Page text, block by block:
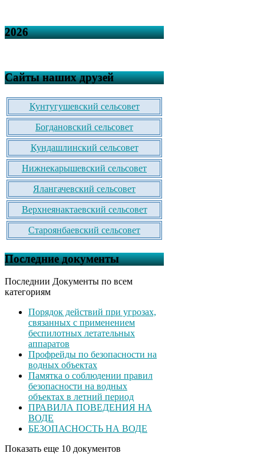
2026
Сайты наших друзей
Кунтугушевский сельсовет
Богдановский сельсовет
Кундашлинский сельсовет
Нижнекарышевский сельсовет
Ялангачевский сельсовет
Верхнеянактаевский сельсовет
Староянбаевский сельсовет
Последние документы
Последнии Документы по всем
категориям
Порядок действий при угрозах,
связанных с применением
беспилотных летательных
аппаратов
Профрейды по безопасности на
водных объектах
Памятка о соблюдении правил
безопасности на водных
объектах в летний период
ПРАВИЛА ПОВЕДЕНИЯ НА
ВОДЕ
БЕЗОПАСНОСТЬ НА ВОДЕ
Показать еще 10 документов